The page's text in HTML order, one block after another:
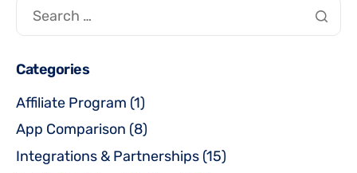
Categories
Affiliate Program (1)
App Comparison (8)
Integrations & Partnerships (15)